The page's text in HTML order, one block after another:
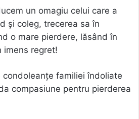
un omagiu celui care a
și coleg, trecerea sa în
o mare pierdere, lăsând în
imens regret!
condoleanțe familiei îndoliate
compasiune pentru pierderea